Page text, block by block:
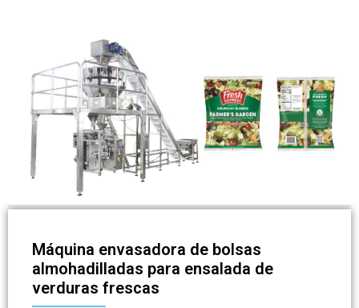
Máquina envasadora de bolsas
almohadilladas para ensalada de
verduras frescas